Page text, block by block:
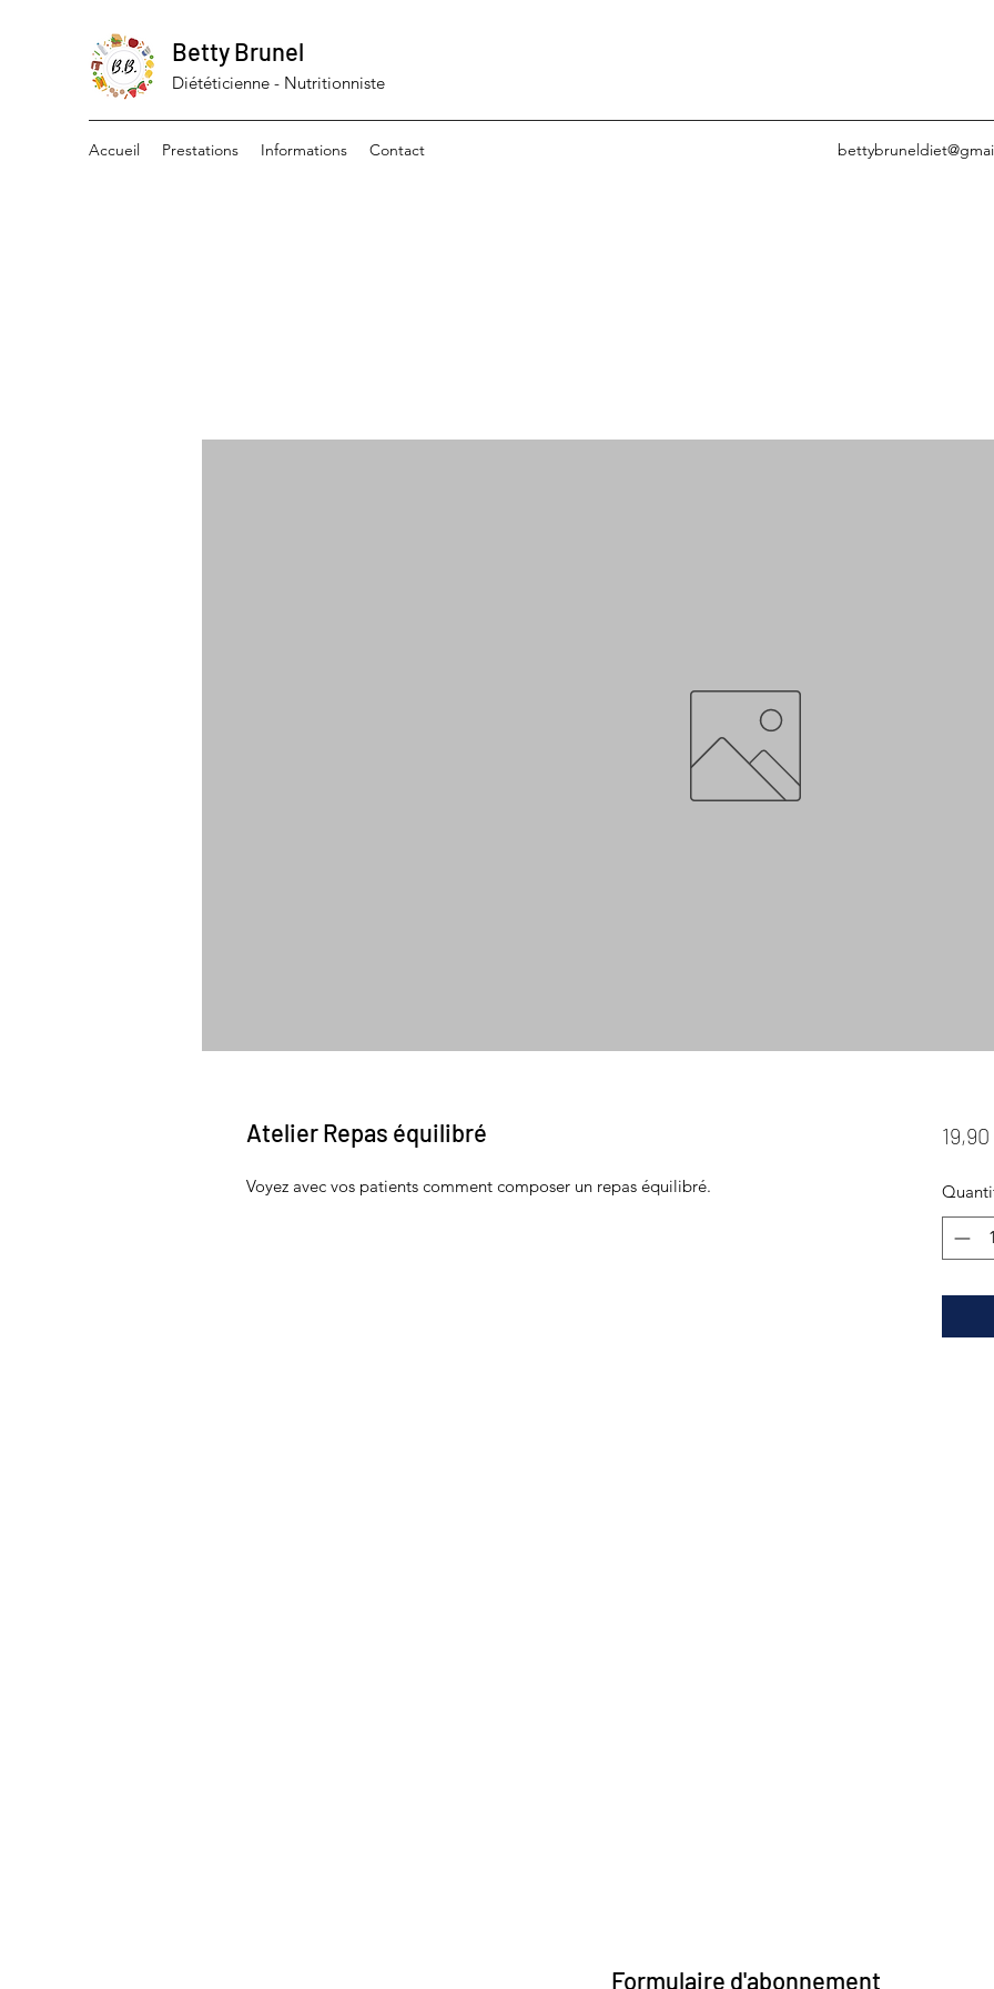
Betty Brunel
Diététicienne - Nutritionniste
Accueil Prestations Informations Contact
Atelier Repas équilibré
Voyez avec vos patients comment composer un repas équilibré.
Formulaire d'abonnement